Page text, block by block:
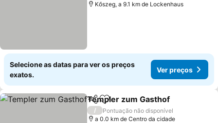
Kőszeg, a 9.1 km de Lockenhaus
Selecione as datas para ver os preços
exatos.
Ver preços
PartilharAdicionar aos favoritos
Templer zum Gasthof
/
Pontuação não disponível
a 0.0 km de Centro da cidade